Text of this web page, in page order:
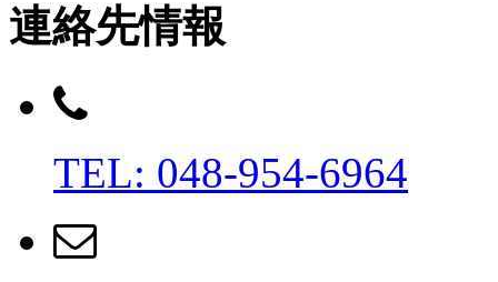
連絡先情報
TEL: 048-954-6964